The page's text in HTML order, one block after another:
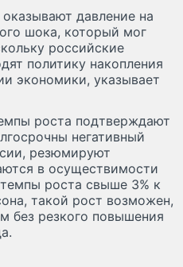
давление на
шока, который мог
российские
политику накопления
экономики, указывает
роста подтверждают
негативный
резюмируют
в осуществимости
роста свыше 3% к
такой рост возможен,
без резкого повышения